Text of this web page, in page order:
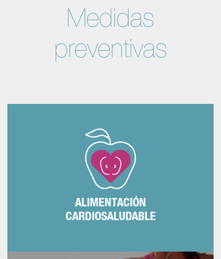
Medidas
preventivas
ALIMENTACIÓN
CARDIOSALUDABLE
hortalizas, pescado, aceite de oliva, carnes
magras, cereales y lácteos desnatados no
deben faltar. Sal, azúcares y alcohol sólo en
pocas cantidades.